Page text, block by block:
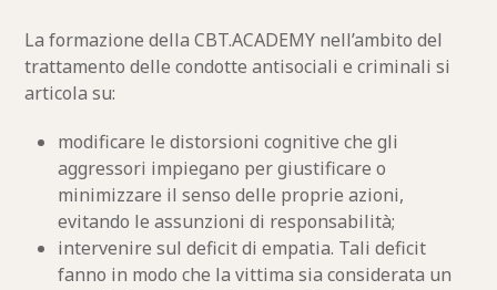
La formazione della CBT.ACADEMY nell’ambito del
trattamento delle condotte antisociali e criminali si
articola su:
modificare le distorsioni cognitive che gli
aggressori impiegano per giustificare o
minimizzare il senso delle proprie azioni,
evitando le assunzioni di responsabilità;
intervenire sul deficit di empatia. Tali deficit
fanno in modo che la vittima sia considerata un